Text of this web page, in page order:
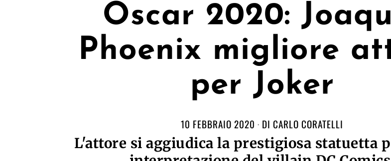
Oscar 2020:
Phoenix migliore
per Joker
10 FEBBRAIO 2020 DI CARLO CORATELLI
L'attore si aggiudica la prestigiosa statuetta